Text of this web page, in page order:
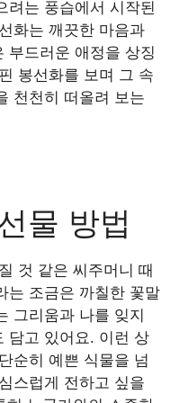
려는 풍습에서 시작된
화는 깨끗한 마음과
부드러운 애정을 상징
봉선화를 보며 그 속
천천히 떠올려 보는
물 방법
것 같은 씨주머니 때
는 조금은 까칠한 꽃말
그리움과 나를 잊지
담고 있어요. 이런 상
순히 예쁜 식물을 넘
스럽게 전하고 싶을